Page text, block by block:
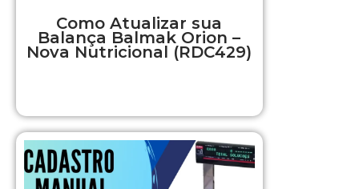
Como Atualizar sua
Balança Balmak Orion –
Nova Nutricional (RDC429)